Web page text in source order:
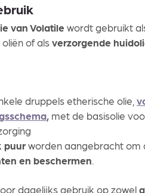
van Volatile wordt gebruikt
of alsverzorgende
druppels etherische olie,
, met de basisolie
puur worden aangebracht om
en beschermen.
dagelijks gebruik op zowel